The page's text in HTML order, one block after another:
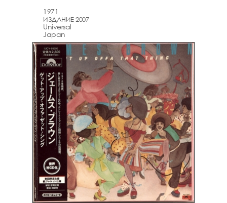
1971
ИЗДАНИЕ 2007
Universal
Japan